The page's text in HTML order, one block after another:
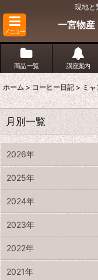
現地と
メニュー
一宮物産
商品 一覧 講座案内
ホーム > コーヒー日記 > ミ
月別一覧
2026年
2025年
2024年
2023年
2022年
2021年